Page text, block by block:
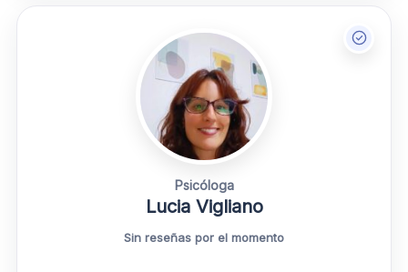
Psicóloga
Lucia Vigliano
Sin reseñas por el momento